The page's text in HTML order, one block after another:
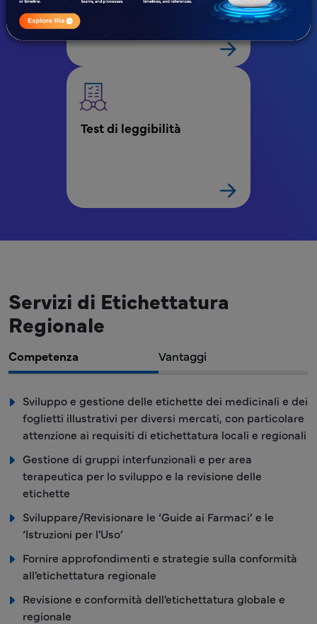
di riferimento.
Test di leggibilità
Servizi di Etichettatura
Regionale
Competenza Vantaggi
Sviluppo e gestione delle etichette dei medicinali e dei
foglietti illustrativi per diversi mercati, con particolare
attenzione ai requisiti di etichettatura locali e regionali
Gestione di gruppi interfunzionali e per area
terapeutica per lo sviluppo e la revisione delle
etichette
Sviluppare/Revisionare le ‘Guide ai Farmaci’ e le
‘Istruzioni per l'Uso’
Fornire approfondimenti e strategie sulla conformità
all'etichettatura regionale
Revisione e conformità dell'etichettatura globale e
regionale